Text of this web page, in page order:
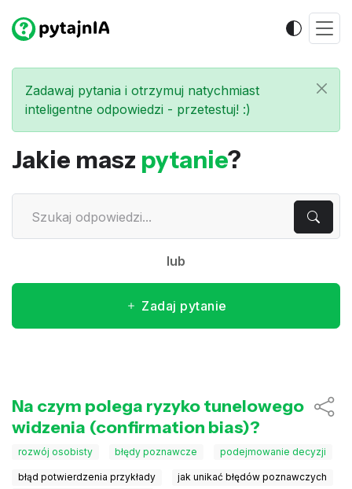
Zadawaj pytania i otrzymuj natychmiast
inteligentne odpowiedzi - przetestuj! :)
Jakie masz pytanie?
lub
Zadaj pytanie
Na czym polega ryzyko tunelowego
widzenia (confirmation bias)?
rozwój osobisty błędy poznawcze podejmowanie decyzji
błąd potwierdzenia przykłady
jak unikać błędów poznawczych